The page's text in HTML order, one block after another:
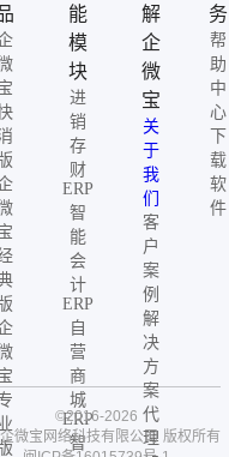
能
模
块
进
销
存
财
ERP
智
能
会
计
ERP
自
营
商
城
ERP
智
解
企
微
宝
关
于
我
们
客
户
案
例
解
决
方
案
代
理
务
帮
助
中
心
下
载
软
件
©2016-2026
微宝网络科技有限公司 版权所有